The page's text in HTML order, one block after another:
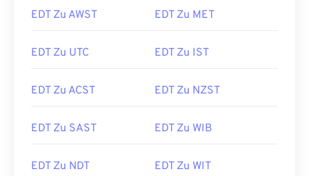
EDT Zu AWST EDT Zu MET
EDT Zu UTC EDT Zu IST
EDT Zu ACST EDT Zu NZST
EDT Zu SAST EDT Zu WIB
EDT Zu NDT EDT Zu WIT